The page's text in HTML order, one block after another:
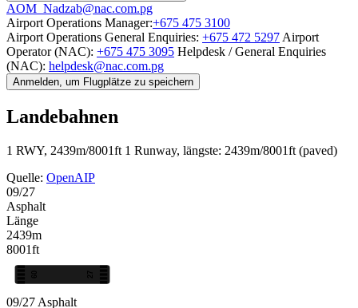
AOM_Nadzab@nac.com.pg
Airport Operations Manager:+675 475 3100
Airport Operations General Enquiries: +675 472 5297 Airport
Operator (NAC): +675 475 3095 Helpdesk / General Enquiries
(NAC): helpdesk@nac.com.pg
Anmelden, um Flugplätze zu speichern
Landebahnen
1 RWY, 2439m/8001ft 1 Runway, längste: 2439m/8001ft (paved)
Quelle: OpenAIP
09/27
Asphalt
Länge
2439m
8001ft
27
09
09/27Asphalt